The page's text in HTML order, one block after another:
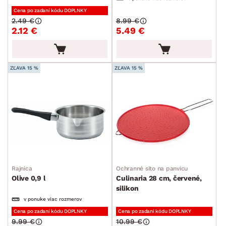
Plechy a pekáče
Príbory
Jedálenský servis
Poháre a poháriky
Kuchynské nože
Džbány a karafy
Záhradné doplnky
Osvetlenie
Ukladanie a organizácia
Cena po zadaní kódu DOPLNKY
2.12 €
2.49 €
5.49 €
8.99 €
ZĽAVA 15 %
Rajnica
Olive 0,9 l
v ponuke viac rozmerov
Cena po zadaní kódu DOPLNKY
9.99 €
ZĽAVA 15 %
Ochranné sito na panvicu
Culinaria 28 cm, červené,
silikon
Cena po zadaní kódu DOPLNKY
10.99 €